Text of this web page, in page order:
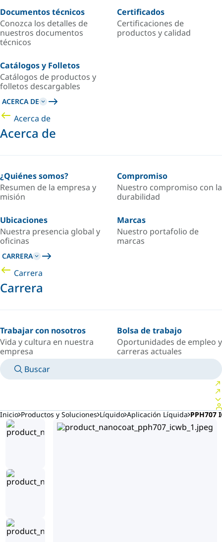
Documentos técnicos
Conozca los detalles de
nuestros documentos
técnicos
Certificados
Certificaciones de
productos y calidad
Catálogos y Folletos
Catálogos de productos y
folletos descargables
ACERCA DE
Acerca de
Acerca de
¿Quiénes somos?
Resumen de la empresa y
misión
Compromiso
Nuestro compromiso con la
durabilidad
Ubicaciones
Nuestra presencia global y
oficinas
Marcas
Nuestro portafolio de
marcas
CARRERA
Carrera
Carrera
Trabajar con nosotros
Vida y cultura en nuestra
empresa
Bolsa de trabajo
Oportunidades de empleo y
carreras actuales
Buscar
Inicio Productos y Soluciones Líquido Aplicación Líquida PPH707